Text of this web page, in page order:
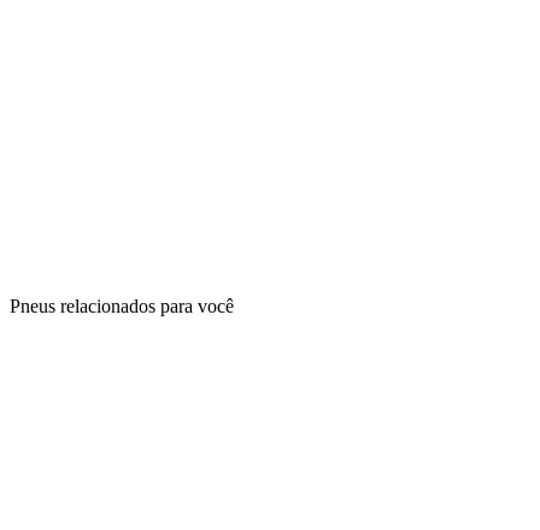
Pneus relacionados para você